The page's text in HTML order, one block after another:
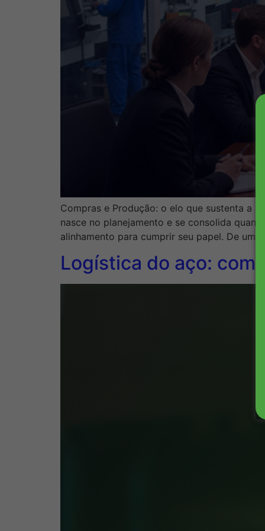
Compras e Produção: o elo que sustenta a
nasce no planejamento e se consolida
alinhamento para cumprir seu papel. De um
Logística do aço: